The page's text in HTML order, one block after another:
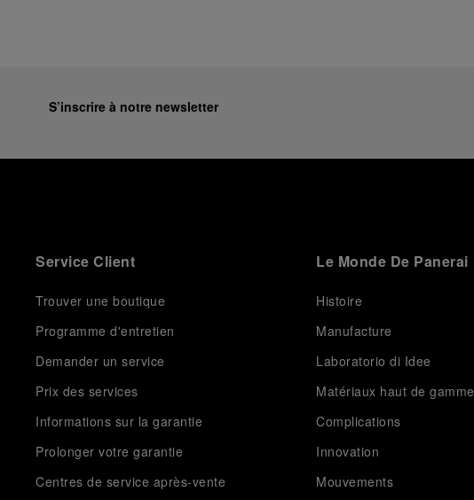
S’inscrire à notre newsletter
Service Client
Trouver une boutique
Programme d'entretien
Demander un service
Prix des services
Informations sur la garantie
Prolonger votre garantie
Centres de service après-vente
Le Monde De Panerai
Histoire
Manufacture
Laboratorio di Idee
Matériaux haut de gamme
Complications
Innovation
Mouvements